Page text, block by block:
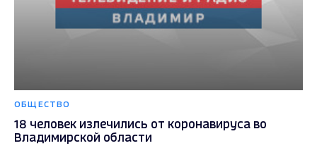
ОБЩЕСТВО
18 человек излечились от коронавируса во
Владимирской области